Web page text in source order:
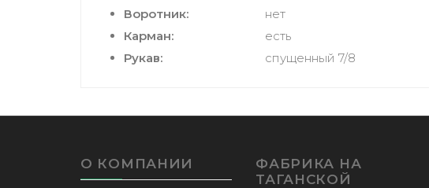
Воротник:
нет
Карман:
есть
Рукав:
спущенный 7/8
О КОМПАНИИ
ФАБРИКА НА
ТАГАНСКОЙ